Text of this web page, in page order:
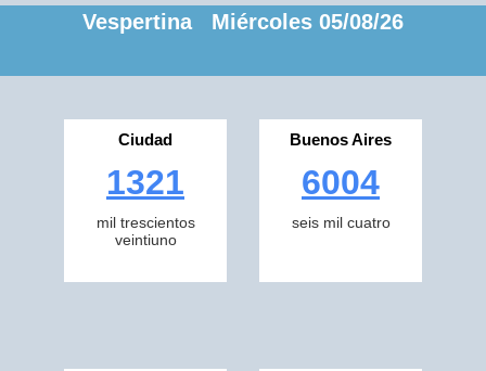
Vespertina Miércoles 05/08/26
Ciudad
1321
mil trescientos
veintiuno
Buenos Aires
6004
seis mil cuatro